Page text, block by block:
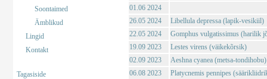
Soontaimed
Ämblikud
Lingid
Kontakt
Tagasiside
01.06 2024
26.05 2024
Libellula depressa (lapik-vesikiil)
22.05 2024
Gomphus vulgatissimus (harilik
19.09 2023
Lestes virens (väikekõrsik)
02.09 2023
Aeshna cyanea (metsa-tondihobu)
06.08 2023
Platycnemis pennipes